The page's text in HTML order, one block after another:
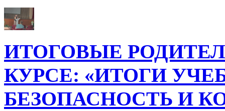
ИТОГОВЫЕ
КУРСЕ: «ИТОГИ
БЕЗОПАСНОСТЬ И